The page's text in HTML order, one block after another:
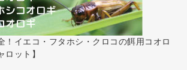
！イエコ・フタホシ・クロコの餌用コオロ
ロット】